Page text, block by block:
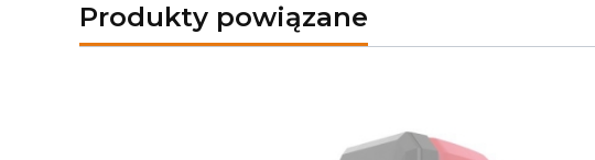
Produkty powiązane